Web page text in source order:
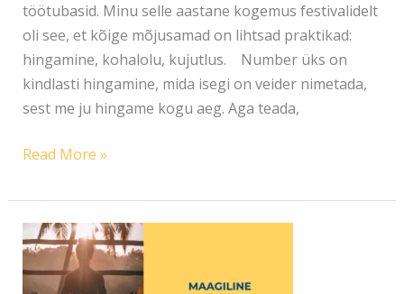
töötubasid. Minu selle aastane kogemus festivalidelt
oli see, et kõige mõjusamad on lihtsad praktikad:
hingamine, kohalolu, kujutlus. Number üks on
kindlasti hingamine, mida isegi on veider nimetada,
sest me ju hingame kogu aeg. Aga teada,
Read More »
TANTRAMASSAAŽ
JA
ENESEARENG